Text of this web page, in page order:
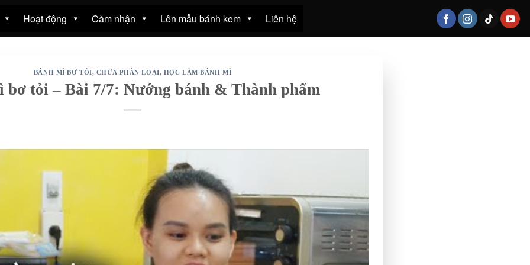
Hoạt động Cảm nhận Lên mẫu bánh kem Liên hệ
BÁNH MÌ BƠ TỎI, CHƯA PHÂN LOẠI, HỌC LÀM BÁNH MÌ
bơ tỏi – Bài 7/7: Nướng bánh & Thành phẩm